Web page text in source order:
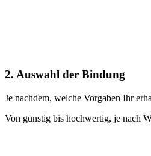
2. Auswahl der Bindung
Je nachdem, welche Vorgaben Ihr
Von günstig bis hochwertig, je nach